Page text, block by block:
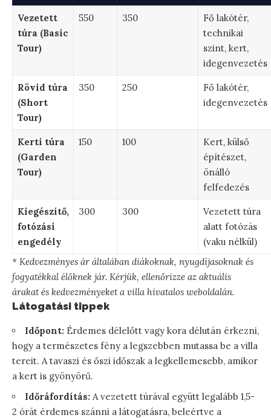
Vezetett
túra (Basic
Tour)
550 350
Fő lakótér,
technikai
szint, kert,
idegenvezetés
Rövid túra
(Short
Tour)
350 250
Fő lakótér,
idegenvezetés
Kerti túra
(Garden
Tour)
150 100
Kert, külső
építészet,
önálló
felfedezés
Kiegészítő,
fotózási
engedély
300 300
Vezetett túra
alatt fotózás
(vaku nélkül)
* Kedvezményes ár általában diákoknak, nyugdíjasoknak és
fogyatékkal élőknek jár. Kérjük, ellenőrizze az aktuális
árakat és kedvezményeket a villa hivatalos weboldalán.
Látogatási tippek
Időpont: Érdemes délelőtt vagy kora délután érkezni,
hogy a természetes fény a legszebben mutassa be a villa
tereit. A tavaszi és őszi időszak a legkellemesebb, amikor
a kert is gyönyörű.
Időráfordítás: A vezetett túrával együtt legalább 1,5-
2 órát érdemes szánni a látogatásra, beleértve a